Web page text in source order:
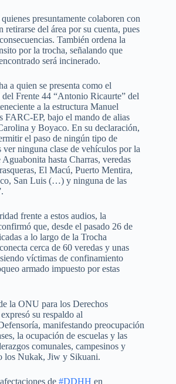
presuntamente colaboren con
retirarse del área por su cuenta, pues
También ordena la
por la trocha, señalando que
será incinerado.
a quien se presenta como el
Frente 44 “Antonio Ricaurte” del
a la estructura Manuel
FARC-EP, bajo el mando de alias
y Boyaco. En su declaración,
el paso de ningún tipo de
ninguna clase de vehículos por la
hasta Charras, veredas
El Macú, Puerto Mentira,
San Luis (…) y ninguna de las
frente a estos audios, la
que, desde el pasado 26 de
a lo largo de la Trocha
cerca de 60 veredas y unas
víctimas de confinamiento
armado impuesto por estas
la ONU para los Derechos
su respaldo al
manifestando preocupación
la ocupación de escuelas y las
comunales, campesinos y
los Nukak, Jiw y Sikuani.
de #DDHH en